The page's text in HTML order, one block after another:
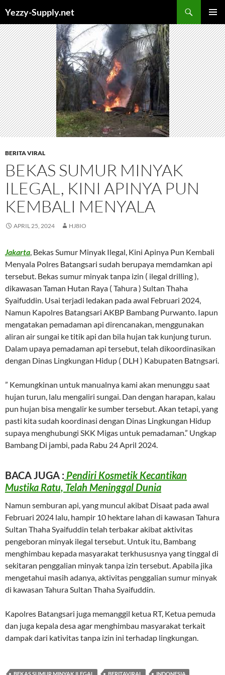
content
Yezzy-Supply.net
MENU
BERITA VIRAL
BEKAS SUMUR MINYAK
ILEGAL, KINI APINYA PUN
KEMBALI MENYALA
APRIL 25, 2024 HJ8IO
Jakarta, Bekas Sumur Minyak Ilegal, Kini Apinya Pun Kembali
Menyala Polres Batangsari sudah berupaya memdamkan api
tersebut. Bekas sumur minyak tanpa izin ( ilegal drilling ),
dikawasan Taman Hutan Raya ( Tahura ) Sultan Thaha
Syaifuddin. Usai terjadi ledakan pada awal Februari 2024,
Namun Kapolres Batangsari AKBP Bambang Purwanto. Iapun
mengatakan pemadaman api direncanakan, menggunakan
aliran air sungai ke titik api dan bila hujan tak kunjung turun.
Dalam upaya pemadaman api tersebut, telah dikoordinasikan
dengan Dinas Lingkungan Hidup ( DLH ) Kabupaten Batngsari.
” Kemungkinan untuk manualnya kami akan menunggu saat
hujan turun, lalu mengaliri sungai. Dan dengan harapan, kalau
pun hujan bisa mengalir ke sumber tersebut. Akan tetapi, yang
pasti kita sudah koordinasi dengan Dinas Lingkungan Hidup
supaya menghubungi SKK Migas untuk pemadaman.” Ungkap
Bambang Di jambi, pada Rabu 24 April 2024.
BACA JUGA : Pendiri Kosmetik Kecantikan
Mustika Ratu, Telah Meninggal Dunia
Namun semburan api, yang muncul akibat Disaat pada awal
Februari 2024 lalu, hampir 10 hektare lahan di kawasan Tahura
Sultan Thaha Syaifuddin telah terbakar akibat aktivitas
pengeboran minyak ilegal tersebut. Untuk itu, Bambang
menghimbau kepada masyarakat terkhususnya yang tinggal di
sekitaran penggalian minyak tanpa izin tersebut. Apabila jika
mengetahui masih adanya, aktivitas penggalian sumur minyak
di kawasan Tahura Sultan Thaha Syaifuddin.
Kapolres Batangsari juga memanggil ketua RT, Ketua pemuda
dan juga kepala desa agar menghimbau masyarakat terkait
dampak dari kativitas tanpa izin ini terhadap lingkungan.